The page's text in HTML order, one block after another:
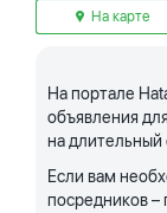
На карте
На портале
объявления
на длительный
Если вам
посредников –